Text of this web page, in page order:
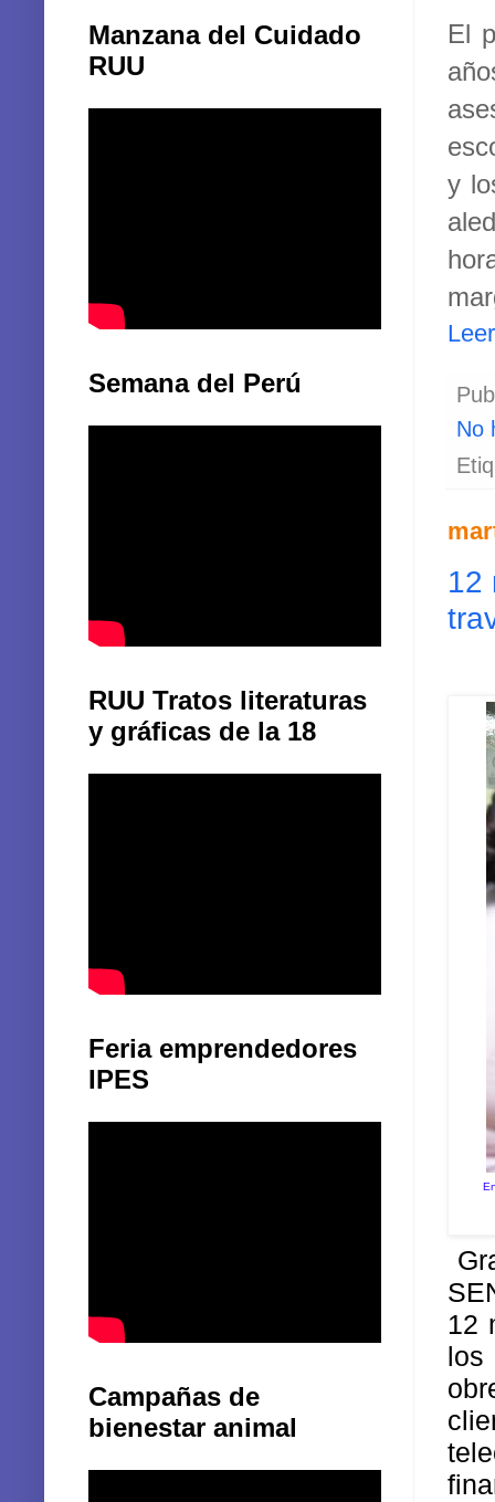
El
y
No
12
12
los
Manzana del Cuidado
RUU
Semana del Perú
RUU Tratos literaturas
y gráficas de la 18
Feria emprendedores
IPES
Campañas de
bienestar animal